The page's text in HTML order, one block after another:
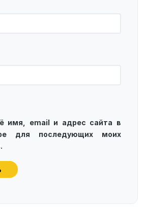
имя, email и адрес сайта в
для последующих моих